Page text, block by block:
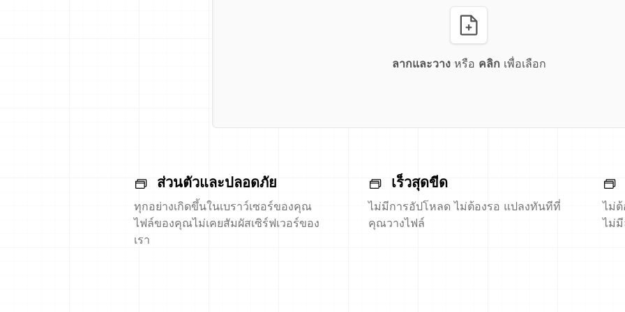
ลากและวางหรือ คลิก เพื่อเลือก
ส่วนตัวและปลอดภัย
ทุกอย่างเกิดขึ้นในเบราว์เซอร์ของคุณ
ไฟล์ของคุณไม่เคยสัมผัสเซิร์ฟเวอร์ของ
เรา
เร็วสุดขีด
ไม่มีการอัปโหลด ไม่ต้องรอ แปลงทันทีที่
คุณวางไฟล์
ไม่
ไม่